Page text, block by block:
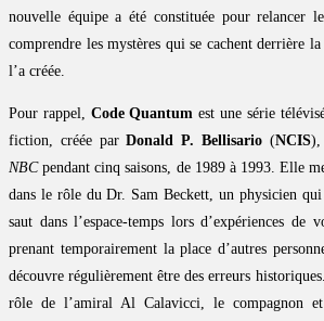
nouvelle équipe a été constituée pour relancer
comprendre les mystères qui se cachent derrière
l’a créée.
Pour rappel, Code Quantum est une série
fiction, créée parDonald P. Bellisario (NCIS),
NBCpendant cinq saisons, de 1989 à 1993. Elle
dans le rôle du Dr. Sam Beckett, un physicien
saut dans l’espace-temps lors d’expériences de
prenant temporairement la place d’autres
découvre régulièrement être des erreurs historiques.
rôle de l’amiral Al Calavicci, le compagnon